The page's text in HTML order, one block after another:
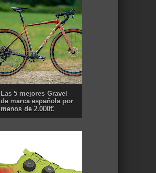
Las 5 mejores Gravel
de marca española por
menos de 2.000€